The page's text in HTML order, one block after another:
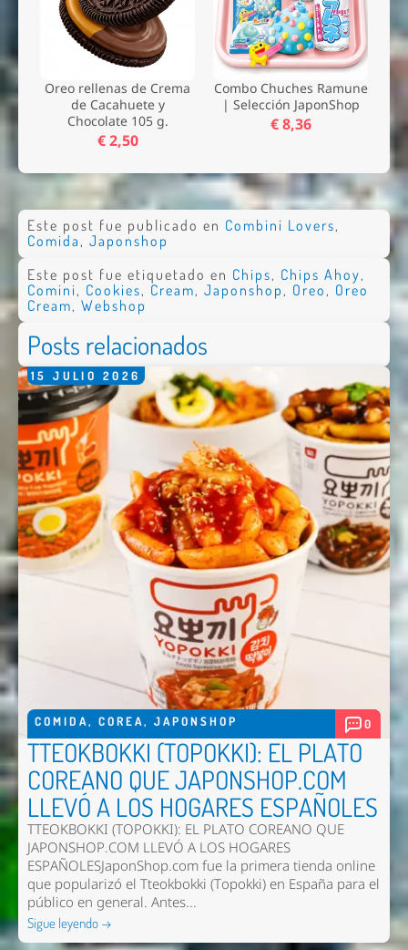
Oreo rellenas de Crema
de Cacahuete y
Chocolate 105 g.
€ 2,50
Combo Chuches Ramune
| Selección JaponShop
€ 8,36
Este post fue publicado en Combini Lovers,
Comida, Japonshop
Este post fue etiquetado en Chips, Chips Ahoy,
Comini, Cookies, Cream, Japonshop , Oreo , Oreo
Cream, Webshop
Posts relacionados
15 JULIO 2026
COMIDA, COREA, JAPONSHOP 0
TTEOKBOKKI (TOPOKKI): EL PLATO
COREANO QUE JAPONSHOP.COM
LLEVÓ A LOS HOGARES ESPAÑOLES
TTEOKBOKKI (TOPOKKI): EL PLATO COREANO QUE
JAPONSHOP.COM LLEVÓ A LOS HOGARES
ESPAÑOLESJaponShop.com fue la primera tienda online
que popularizó el Tteokbokki (Topokki) en España para el
público en general. Antes...
Sigue leyendo →